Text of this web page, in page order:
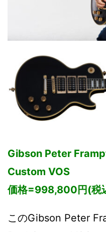
Gibson Peter
Custom VOS
価格=998,800円(税
このGibson Peter